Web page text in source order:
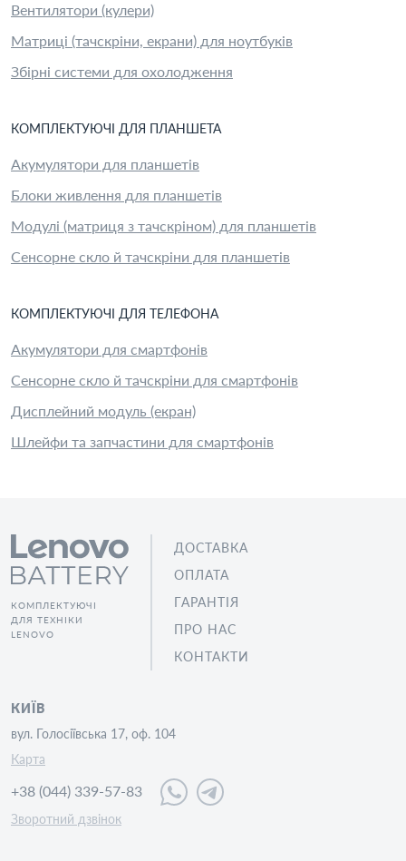
Вентилятори (кулери)
Матриці (тачскріни, екрани) для ноутбуків
Збірні системи для охолодження
КОМПЛЕКТУЮЧІ ДЛЯ ПЛАНШЕТА
Акумулятори для планшетів
Блоки живлення для планшетів
Модулі (матриця з тачскріном) для планшетів
Сенсорне скло й тачскріни для планшетів
КОМПЛЕКТУЮЧІ ДЛЯ ТЕЛЕФОНА
Акумулятори для смартфонів
Сенсорне скло й тачскріни для смартфонів
Дисплейний модуль (екран)
Шлейфи та запчастини для смартфонів
КОМПЛЕКТУЮЧІ
ДЛЯ ТЕХНІКИ
LENOVO
ДОСТАВКА
ОПЛАТА
ГАРАНТІЯ
ПРО НАС
КОНТАКТИ
КИЇВ
вул. Голосіївська 17, оф. 104
Карта
+38 (044) 339-57-83
Зворотний дзвінок